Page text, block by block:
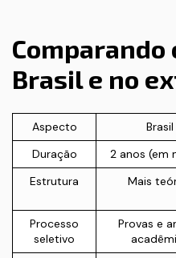
Brasil e no
Aspecto Brasil
Duração
2 anos (em
Estrutura
Mais
Processo
seletivo
Provas e